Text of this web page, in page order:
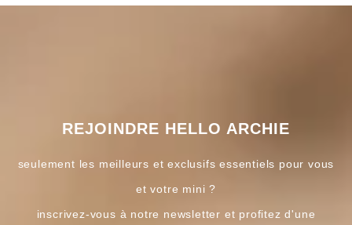
REJOINDRE HELLO ARCHIE
seulement les meilleurs et exclusifs essentiels pour vous
et votre mini ?
inscrivez-vous à notre newsletter et profitez d'une